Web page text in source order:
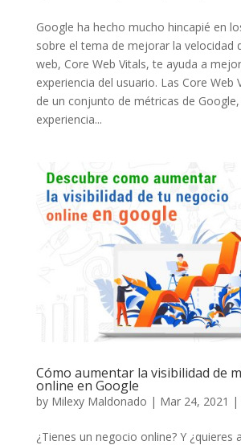
Google ha hecho mucho hincapié en
sobre el tema de mejorar la velocidad
web, Core Web Vitals, te ayuda a
experiencia del usuario. Las Core Web
de un conjunto de métricas de
experiencia...
Cómo aumentar la visibilidad de
online en Google
by Milexy Maldonado | Mar 24, 2021 |
¿Tienes un negocio online? Y ¿quieres